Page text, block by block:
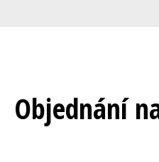
Objednání